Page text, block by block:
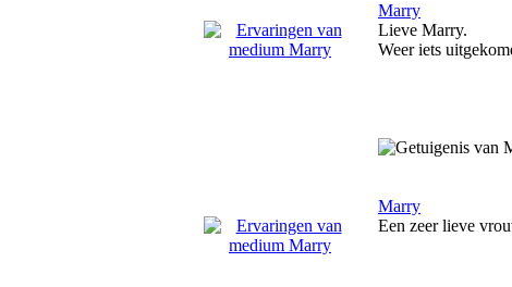
Marry
Lieve Marry.
Weer iets
Marry
Een zeer lieve